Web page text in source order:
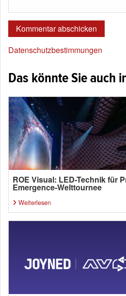
Datenschutzbestimmungen
Das könnte Sie auch
ROE Visual: LED-Technik für
Emergence-Welttournee
Weiterlesen